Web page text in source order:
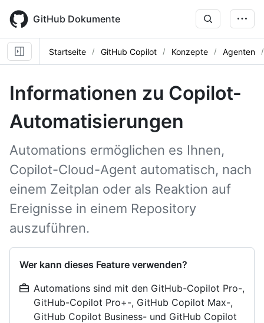
main
content
GitHub Dokumente
Startseite GitHub Copilot Konzepte Agenten
Informationen zu Copilot-
Automatisierungen
Automations ermöglichen es Ihnen,
Copilot-Cloud-Agent automatisch, nach
einem Zeitplan oder als Reaktion auf
Ereignisse in einem Repository
auszuführen.
Wer kann dieses Feature verwenden?
Automations sind mit den GitHub-Copilot Pro-,
GitHub-Copilot Pro+-, GitHub Copilot Max-,
GitHub Copilot Business- und GitHub Copilot